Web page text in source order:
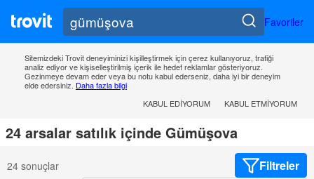
Favoriler
Sitemizdeki Trovit deneyiminizi kişilleştirmek için çerez kullanıyoruz, trafiği
analiz ediyor ve kişiselleştirilmiş içerik ile hedef reklamlar gösteriyoruz.
Gezinmeye devam eder veya bu notu kabul ederseniz, daha iyi bir deneyim
elde edersiniz. Daha fazla bilgi
KABUL EDIYORUM
KABUL ETMIYORUM
24 arsalar satılık içinde Gümüşova
24 sonuçlar Filtreler